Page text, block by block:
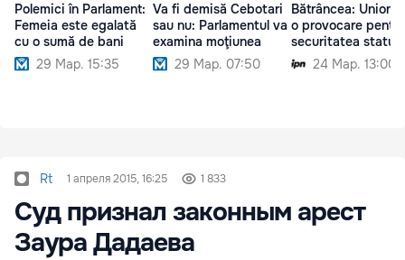
Polemici în Parlament:
Femeia este egalată
cu o sumă de bani
29 Мар. 15:35
Va fi demisă Cebotari
sau nu: Parlamentul va
examina moţiunea
29 Мар. 07:50
Bătrâncea:
o provocare pentru
securitatea
24 Мар. 13:00
Rt 1 апреля 2015, 16:25 1 833
Суд признал законным арест
Заура Дадаева